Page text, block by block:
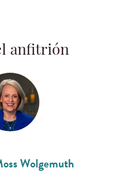
anfitrión
Wolgemuth